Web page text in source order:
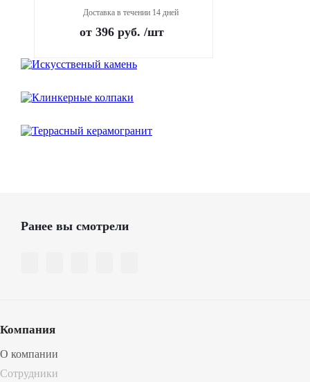
Доставка в течении 14 дней
от 396 руб. /шт
Ранее вы смотрели
Компания
О компании
Сотрудники